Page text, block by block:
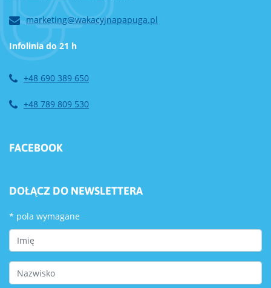
marketing@wakacyjnapapuga.pl
Infolinia do 21 h
+48 690 389 650
+48 789 809 530
FACEBOOK
DOŁĄCZ DO NEWSLETTERA
* pola wymagane
First Name
Last Name